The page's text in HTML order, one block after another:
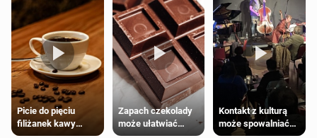
Picie do pięciu
filiżanek kawy
Zapach czekolady
może ułatwiać
Kontakt z kulturą
może spowalniać